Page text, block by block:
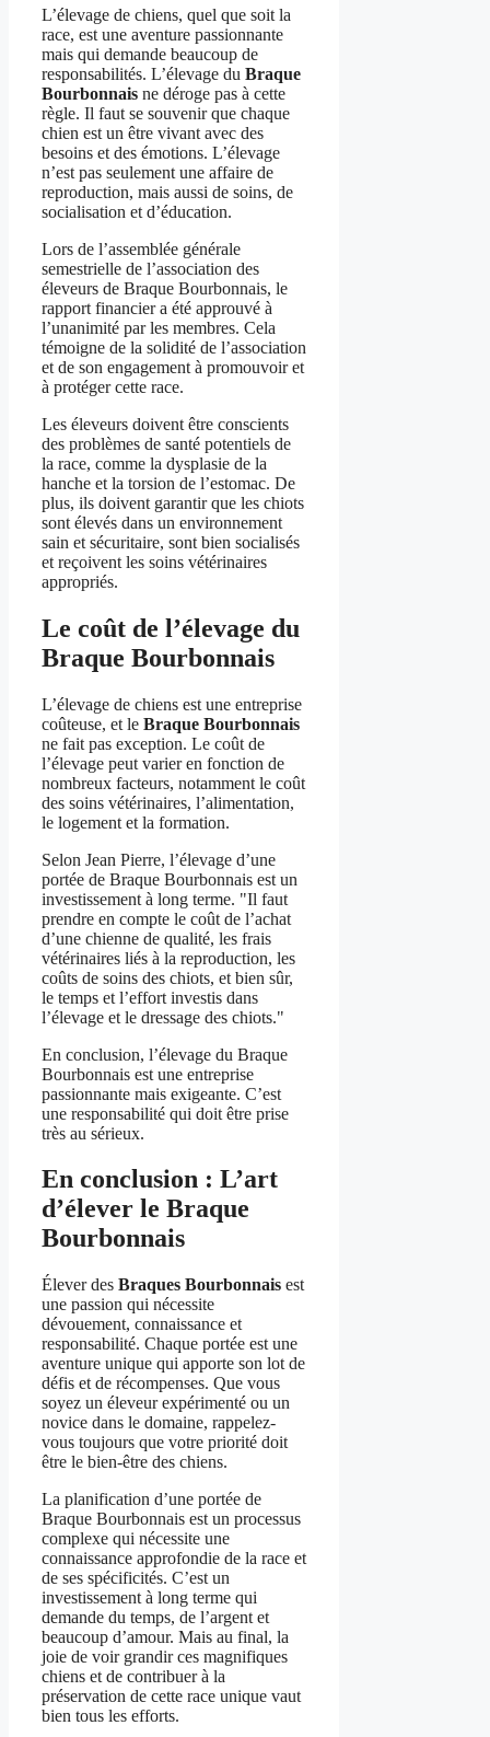
L’élevage de chiens, quel que soit la
race, est une aventure passionnante
mais qui demande beaucoup de
responsabilités. L’élevage du Braque
Bourbonnais ne déroge pas à cette
règle. Il faut se souvenir que chaque
chien est un être vivant avec des
besoins et des émotions. L’élevage
n’est pas seulement une affaire de
reproduction, mais aussi de soins, de
socialisation et d’éducation.
Lors de l’assemblée générale
semestrielle de l’association des
éleveurs de Braque Bourbonnais, le
rapport financier a été approuvé à
l’unanimité par les membres. Cela
témoigne de la solidité de l’association
et de son engagement à promouvoir et
à protéger cette race.
Les éleveurs doivent être conscients
des problèmes de santé potentiels de
la race, comme la dysplasie de la
hanche et la torsion de l’estomac. De
plus, ils doivent garantir que les chiots
sont élevés dans un environnement
sain et sécuritaire, sont bien socialisés
et reçoivent les soins vétérinaires
appropriés.
Le coût de l’élevage du
Braque Bourbonnais
L’élevage de chiens est une entreprise
coûteuse, et le Braque Bourbonnais
ne fait pas exception. Le coût de
l’élevage peut varier en fonction de
nombreux facteurs, notamment le coût
des soins vétérinaires, l’alimentation,
le logement et la formation.
Selon Jean Pierre, l’élevage d’une
portée de Braque Bourbonnais est un
investissement à long terme. "Il faut
prendre en compte le coût de l’achat
d’une chienne de qualité, les frais
vétérinaires liés à la reproduction, les
coûts de soins des chiots, et bien sûr,
le temps et l’effort investis dans
l’élevage et le dressage des chiots."
En conclusion, l’élevage du Braque
Bourbonnais est une entreprise
passionnante mais exigeante. C’est
une responsabilité qui doit être prise
très au sérieux.
En conclusion : L’art
d’élever le Braque
Bourbonnais
Élever des Braques Bourbonnais est
une passion qui nécessite
dévouement, connaissance et
responsabilité. Chaque portée est une
aventure unique qui apporte son lot de
défis et de récompenses. Que vous
soyez un éleveur expérimenté ou un
novice dans le domaine, rappelez-
vous toujours que votre priorité doit
être le bien-être des chiens.
La planification d’une portée de
Braque Bourbonnais est un processus
complexe qui nécessite une
connaissance approfondie de la race et
de ses spécificités. C’est un
investissement à long terme qui
demande du temps, de l’argent et
beaucoup d’amour. Mais au final, la
joie de voir grandir ces magnifiques
chiens et de contribuer à la
préservation de cette race unique vaut
bien tous les efforts.